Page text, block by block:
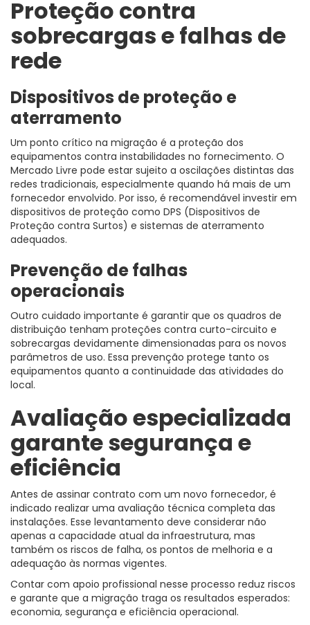
Proteção contra
sobrecargas e falhas de
rede
Dispositivos de proteção e
aterramento
Um ponto crítico na migração é a proteção dos
equipamentos contra instabilidades no fornecimento. O
Mercado Livre pode estar sujeito a oscilações distintas das
redes tradicionais, especialmente quando há mais de um
fornecedor envolvido. Por isso, é recomendável investir em
dispositivos de proteção como DPS (Dispositivos de
Proteção contra Surtos) e sistemas de aterramento
adequados.
Prevenção de falhas
operacionais
Outro cuidado importante é garantir que os quadros de
distribuição tenham proteções contra curto-circuito e
sobrecargas devidamente dimensionadas para os novos
parâmetros de uso. Essa prevenção protege tanto os
equipamentos quanto a continuidade das atividades do
local.
Avaliação especializada
garante segurança e
eficiência
Antes de assinar contrato com um novo fornecedor, é
indicado realizar uma avaliação técnica completa das
instalações. Esse levantamento deve considerar não
apenas a capacidade atual da infraestrutura, mas
também os riscos de falha, os pontos de melhoria e a
adequação às normas vigentes.
Contar com apoio profissional nesse processo reduz riscos
e garante que a migração traga os resultados esperados:
economia, segurança e eficiência operacional.